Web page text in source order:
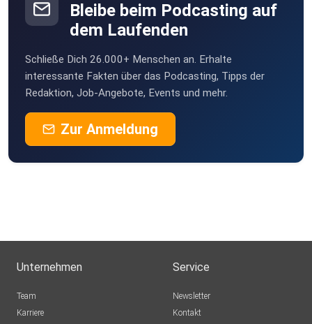
Bleibe beim Podcasting auf
dem Laufenden
Schließe Dich 26.000+ Menschen an. Erhalte
interessante Fakten über das Podcasting, Tipps der
Redaktion, Job-Angebote, Events und mehr.
Zur Anmeldung
Unternehmen
Team
Karriere
Service
Newsletter
Kontakt